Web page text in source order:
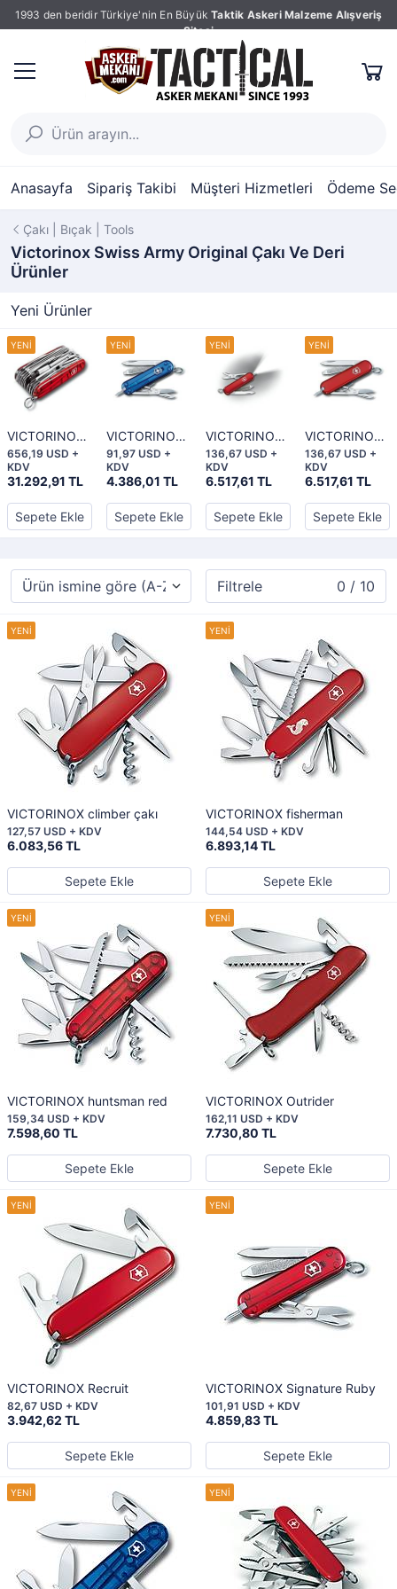
1993 den beridir Türkiye'nin En Büyük Taktik Askeri Malzeme Alışveriş
Sitesi
Anasayfa Sipariş Takibi Müşteri Hizmetleri Ödeme
Çakı | Bıçak | Tools
Victorinox Swiss Army Original Çakı Ve Deri
Ürünler
Yeni Ürünler
VICTORINOX
SwissChamp
XLT
31.292,91 TL
656,19 USD +
KDV
Sepete Ekle
VICTORINOX
Signature
Sapphire
4.386,01 TL
91,97 USD +
KDV
Sepete Ekle
VICTORINOX
Signature Lite
6.517,61 TL
136,67 USD +
KDV
Sepete Ekle
VICTORINOX
Signature
6.517,61 TL
136,67 USD +
KDV
Sepete Ekle
Filtrele 0 / 10
VICTORINOX climber çakı
6.083,56 TL
127,57 USD + KDV
Sepete Ekle
VICTORINOX fisherman
6.893,14 TL
144,54 USD + KDV
Sepete Ekle
VICTORINOX huntsman red
7.598,60 TL
159,34 USD + KDV
Sepete Ekle
VICTORINOX Outrider
7.730,80 TL
162,11 USD + KDV
Sepete Ekle
VICTORINOX Recruit
3.942,62 TL
82,67 USD + KDV
Sepete Ekle
VICTORINOX Signature Ruby
4.859,83 TL
101,91 USD + KDV
Sepete Ekle